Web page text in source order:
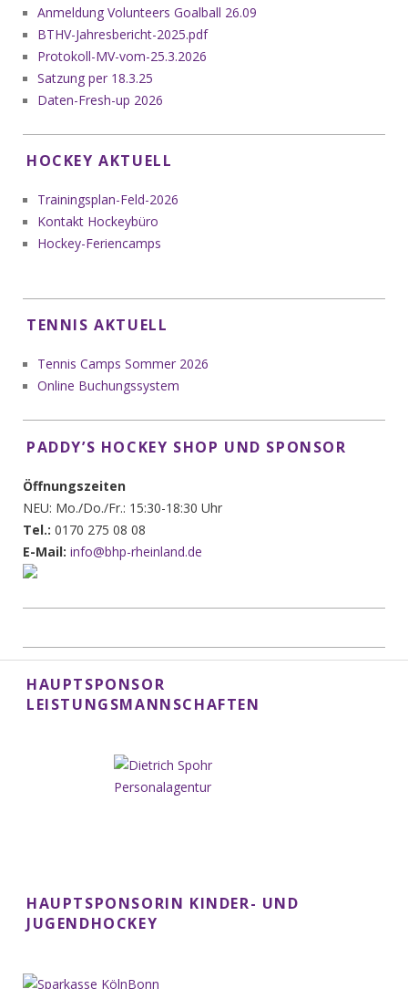
Anmeldung Volunteers Goalball 26.09
BTHV-Jahresbericht-2025.pdf
Protokoll-MV-vom-25.3.2026
Satzung per 18.3.25
Daten-Fresh-up 2026
HOCKEY AKTUELL
Trainingsplan-Feld-2026
Kontakt Hockeybüro
Hockey-Feriencamps
TENNIS AKTUELL
Tennis Camps Sommer 2026
Online Buchungssystem
PADDY’S HOCKEY SHOP UND SPONSOR
Öffnungszeiten
NEU: Mo./Do./Fr.: 15:30-18:30 Uhr
Tel.: 0170 275 08 08
E-Mail: info@bhp-rheinland.de
HAUPTSPONSOR
LEISTUNGSMANNSCHAFTEN
HAUPTSPONSORIN KINDER- UND
JUGENDHOCKEY